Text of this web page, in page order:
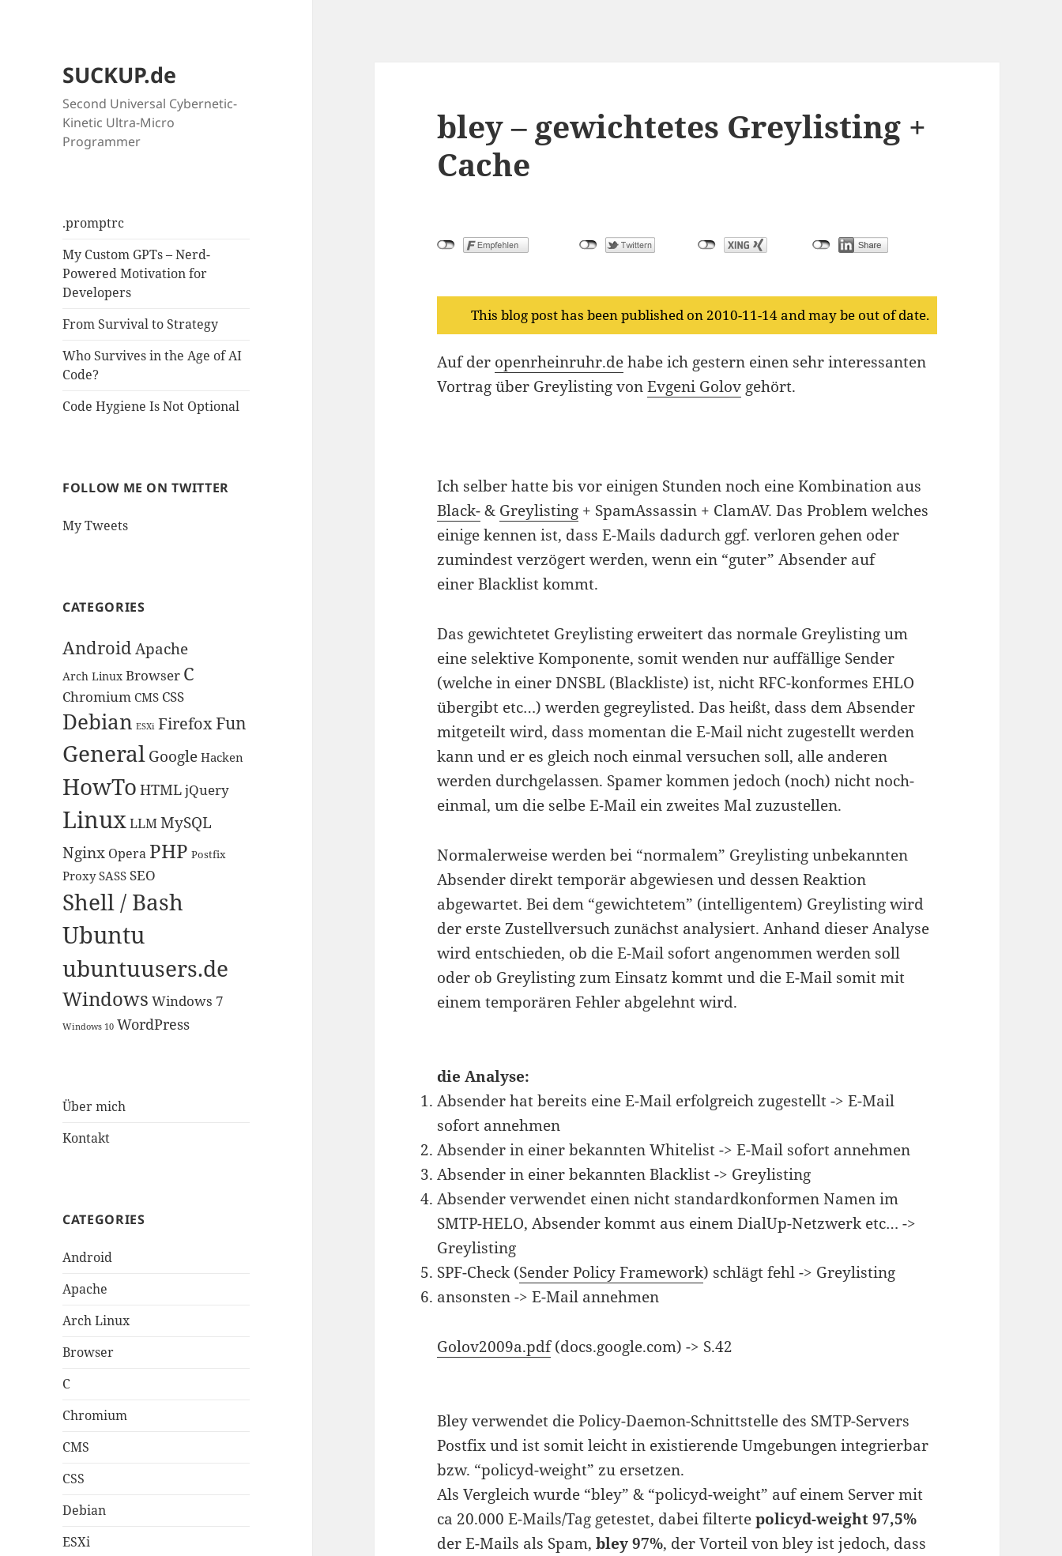
SUCKUP.de
Second Universal Cybernetic-
Kinetic Ultra-Micro
Programmer
.promptrc
My Custom GPTs – Nerd-
Powered Motivation for
Developers
From Survival to Strategy
Who Survives in the Age of AI
Code?
Code Hygiene Is Not Optional
FOLLOW ME ON TWITTER
My Tweets
CATEGORIES
AndroidApache
Arch Linux Browser C
Chromium CMS CSS
Debian ESXi FirefoxFun
GeneralGoogle Hacken
HowTo HTMLjQuery
LinuxLLMMySQL
Nginx Opera PHP Postfix
Proxy SASS SEO
Shell / Bash
Ubuntu
ubuntuusers.de
Windows Windows 7
Windows 10 WordPress
Über mich
Kontakt
CATEGORIES
Android
Apache
Arch Linux
Browser
C
Chromium
CMS
CSS
Debian
ESXi
bley – gewichtetes Greylisting +
Cache
This blog post has been published on 2010-11-14 and may be out of date.
Auf der openrheinruhr.dehabe ich gestern einen sehr interessanten
Vortrag über Greylisting vonEvgeni Golov gehört.
Ich selber hatte bis vor einigen Stunden noch eine Kombination aus
Black-& Greylisting + SpamAssassin + ClamAV. Das Problem welches
einige kennen ist, dass E-Mails dadurch ggf. verloren gehen oder
zumindest verzögert werden, wenn ein “guter” Absender auf
einer Blacklist kommt.
Das gewichtetet Greylisting erweitert das normale Greylisting um
eine selektive Komponente, somit wenden nur auffällige Sender
(welche in einer DNSBL (Blackliste) ist, nicht RFC-konformes EHLO
übergibt etc…) werden gegreylisted. Das heißt, dass dem Absender
mitgeteilt wird, dass momentan die E-Mail nicht zugestellt werden
kann und er es gleich noch einmal versuchen soll, alle anderen
werden durchgelassen. Spamer kommen jedoch (noch) nicht noch-
einmal, um die selbe E-Mail ein zweites Mal zuzustellen.
Normalerweise werden bei “normalem” Greylisting unbekannten
Absender direkt temporär abgewiesen und dessen Reaktion
abgewartet. Bei dem “gewichtetem” (intelligentem) Greylisting wird
der erste Zustellversuch zunächst analysiert. Anhand dieser Analyse
wird entschieden, ob die E-Mail sofort angenommen werden soll
oder ob Greylisting zum Einsatz kommt und die E-Mail somit mit
einem temporären Fehler abgelehnt wird.
die Analyse:
Absender hat bereits eine E-Mail erfolgreich zugestellt -> E-Mail
sofort annehmen
Absender in einer bekannten Whitelist -> E-Mail sofort annehmen
Absender in einer bekannten Blacklist -> Greylisting
Absender verwendet einen nicht standardkonformen Namen im
SMTP-HELO, Absender kommt aus einem DialUp-Netzwerk etc… ->
Greylisting
SPF-Check (Sender Policy Framework) schlägt fehl -> Greylisting
ansonsten -> E-Mail annehmen
Golov2009a.pdf(docs.google.com) -> S.42
Bley verwendet die Policy-Daemon-Schnittstelle des SMTP-Servers
Postfix und ist somit leicht in existierende Umgebungen integrierbar
bzw. “policyd-weight” zu ersetzen.
Als Vergleich wurde “bley” & “policyd-weight” auf einem Server mit
ca 20.000 E-Mails/Tag getestet, dabei filtertepolicyd-weight 97,5%
der E-Mails als Spam,bley 97%, der Vorteil von bley ist jedoch, dass